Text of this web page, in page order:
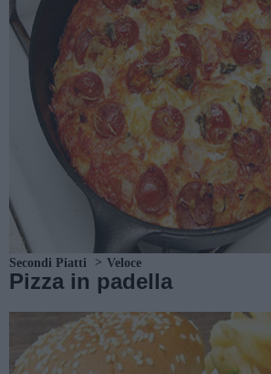
Secondi Piatti Veloce
Pizza in padella